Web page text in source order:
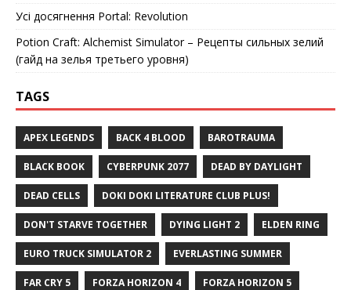
Усі досягнення Portal: Revolution
Potion Craft: Alchemist Simulator – Рецепты сильных зелий
(гайд на зелья третьего уровня)
TAGS
APEX LEGENDS BACK 4 BLOOD BAROTRAUMA
BLACK BOOK CYBERPUNK 2077 DEAD BY DAYLIGHT
DEAD CELLS DOKI DOKI LITERATURE CLUB PLUS!
DON'T STARVE TOGETHER DYING LIGHT 2 ELDEN RING
EURO TRUCK SIMULATOR 2 EVERLASTING SUMMER
FAR CRY 5 FORZA HORIZON 4 FORZA HORIZON 5